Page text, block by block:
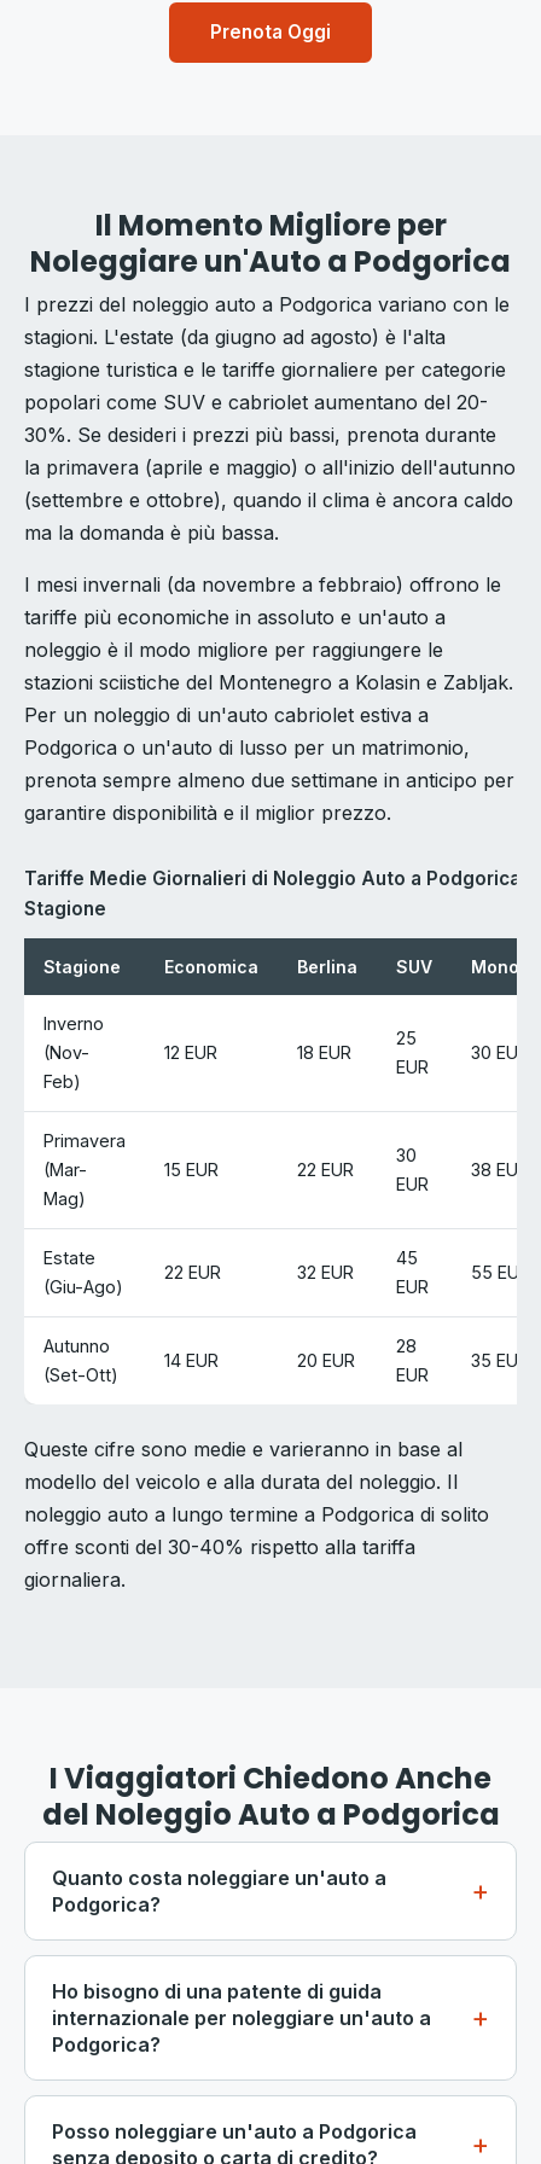
Prenota Oggi
Il Momento Migliore per
Noleggiare un'Auto a Podgorica
I prezzi del noleggio auto a Podgorica variano con le
stagioni. L'estate (da giugno ad agosto) è l'alta
stagione turistica e le tariffe giornaliere per categorie
popolari come SUV e cabriolet aumentano del 20-
30%. Se desideri i prezzi più bassi, prenota durante
la primavera (aprile e maggio) o all'inizio dell'autunno
(settembre e ottobre), quando il clima è ancora caldo
ma la domanda è più bassa.
I mesi invernali (da novembre a febbraio) offrono le
tariffe più economiche in assoluto e un'auto a
noleggio è il modo migliore per raggiungere le
stazioni sciistiche del Montenegro a Kolasin e Zabljak.
Per un noleggio di un'auto cabriolet estiva a
Podgorica o un'auto di lusso per un matrimonio,
prenota sempre almeno due settimane in anticipo per
garantire disponibilità e il miglior prezzo.
Tariffe Medie Giornalieri di Noleggio Auto a Podgorica
Stagione
Stagione Economica Berlina SUV
Inverno
(Nov-
Feb)
12 EUR 18 EUR
25
EUR
30 EUR
Primavera
(Mar-
Mag)
15 EUR 22 EUR
30
EUR
38 EUR
Estate
(Giu-Ago)
22 EUR 32 EUR
45
EUR
55 EUR
Autunno
(Set-Ott)
14 EUR 20 EUR
28
EUR
35 EUR
Queste cifre sono medie e varieranno in base al
modello del veicolo e alla durata del noleggio. Il
noleggio auto a lungo termine a Podgorica di solito
offre sconti del 30-40% rispetto alla tariffa
giornaliera.
I Viaggiatori Chiedono Anche
del Noleggio Auto a Podgorica
Quanto costa noleggiare un'auto a
Podgorica?
Il noleggio di auto economiche a Podgorica parte da
circa 12-15 EUR al giorno durante la bassa stagione e
da 20-25 EUR in alta estate. Gli SUV e le
monovolume variano da 25 a 55 EUR al giorno.
Prenotare in anticipo e scegliere tariffe settimanali o
giornaliero. I prezzi includono sempre l'assicurazione
Ho bisogno di una patente di guida
internazionale per noleggiare un'auto a
Podgorica?
Se la tua patente di guida nazionale è emessa
nell'UE, nel Regno Unito, negli Stati Uniti, in Canada o
in Australia, è generalmente accettata per il noleggio
Posso noleggiare un'auto a Podgorica
senza deposito o carta di credito?